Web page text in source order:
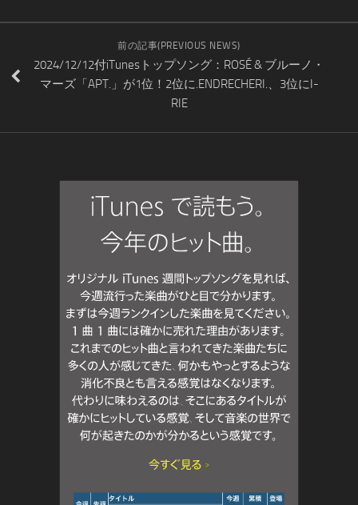
前の記事(PREVIOUS NEWS)
2024/12/12付iTunesトップソング：ROSÉ & ブルーノ・
マーズ「APT.」が1位！2位に.ENDRECHERI.、3位にI-
RIE